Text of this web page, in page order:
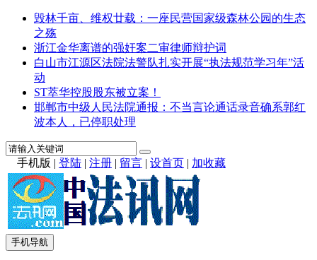
毁林千亩、维权廿载：一座民营国家级森林公园的生态
之殇
浙江金华离谱的强奸案二审律师辩护词
白山市江源区法院法警队扎实开展“执法规范学习年”活
动
ST萃华控股股东被立案！
邯郸市中级人民法院通报：不当言论通话录音确系郭红
波本人，已停职处理
手机版 | 登陆 | 注册 | 留言 | 设首页 | 加收藏
手机导航